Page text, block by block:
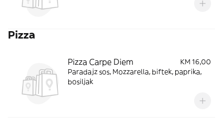
Pizza
Pizza Carpe Diem
KM 16,00
Paradajz sos, Mozzarella, biftek, paprika,
bosiljak